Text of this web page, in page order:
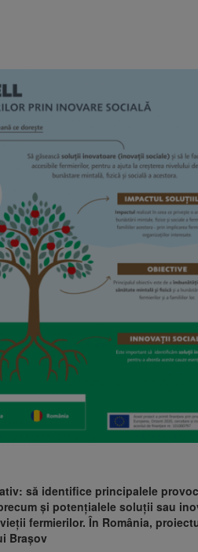
dosarul lui Călin Georgescu și
biodiversitate 2026-2030,
să identifice principalele
și potențialele soluții sau
fermierilor. În România,
Brașov